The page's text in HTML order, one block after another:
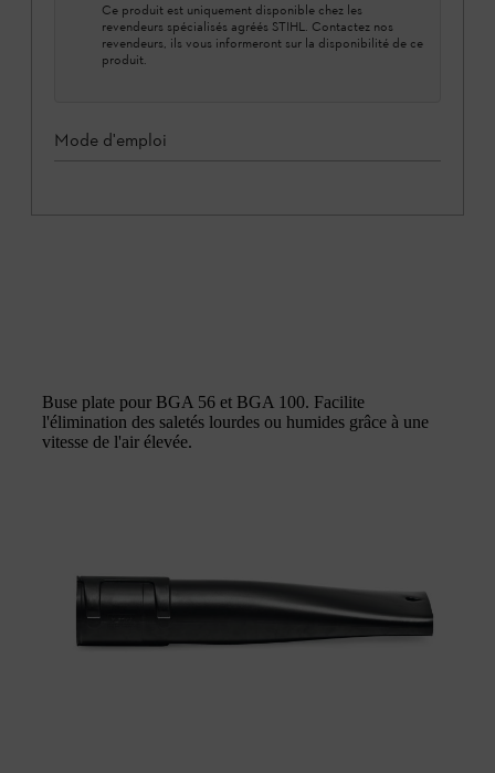
Ce produit est uniquement disponible chez les
revendeurs spécialisés agréés STIHL. Contactez nos
revendeurs, ils vous informeront sur la disponibilité de ce
produit.
Mode d'emploi
Buse plate pour BGA 56 et BGA 100. Facilite
l'élimination des saletés lourdes ou humides grâce à une
vitesse de l'air élevée.